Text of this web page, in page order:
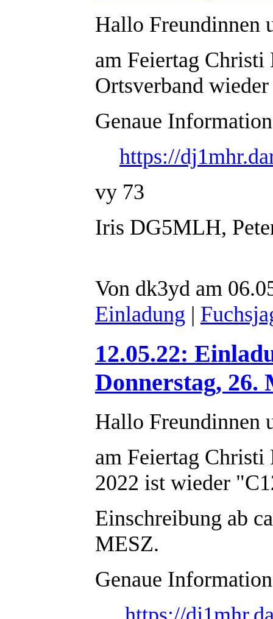
Hallo Freundinnen
am Feiertag
Ortsverband
Genaue
https://
vy 73
Iris DG5MLH,
Von dk3yd am
Einladung |
12.05.22:
Donnerstag, 26.
Hallo Freundinnen
am Feiertag
2022 ist wieder
Einschreibung ab
MESZ.
Genaue